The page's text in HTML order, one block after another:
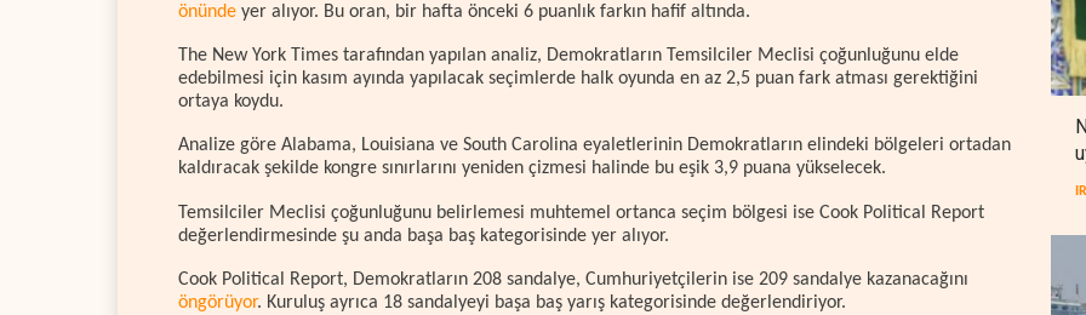
önünde yer alıyor. Bu oran, bir hafta önceki 6 puanlık farkın hafif altında.
The New York Times tarafından yapılan analiz, Demokratların Temsilciler Meclisi çoğunluğunu elde
edebilmesi için kasım ayında yapılacak seçimlerde halk oyunda en az 2,5 puan fark atması gerektiğini
ortaya koydu.
Analize göre Alabama, Louisiana ve South Carolina eyaletlerinin Demokratların elindeki bölgeleri ortadan
kaldıracak şekilde kongre sınırlarını yeniden çizmesi halinde bu eşik 3,9 puana yükselecek.
Temsilciler Meclisi çoğunluğunu belirlemesi muhtemel ortanca seçim bölgesi ise Cook Political Report
değerlendirmesinde şu anda başa baş kategorisinde yer alıyor.
Cook Political Report, Demokratların 208 sandalye, Cumhuriyetçilerin ise 209 sandalye kazanacağını
öngörüyor. Kuruluş ayrıca 18 sandalyeyi başa baş yarış kategorisinde değerlendiriyor.